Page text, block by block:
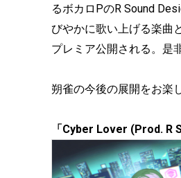
るボカロPのR Sound
びやかに歌い上げる楽曲
プレミア公開される。是
朔雀の今後の展開をお楽
「Cyber Lover (Prod. R